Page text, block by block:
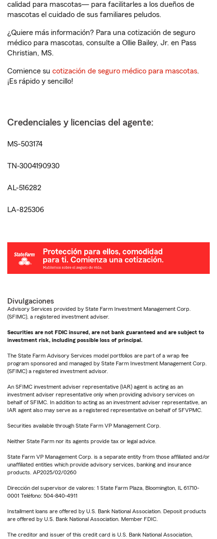
calidad para mascotas— para facilitarles a los dueños de
mascotas el cuidado de sus familiares peludos.
¿Quiere más información? Para una cotización de seguro
médico para mascotas, consulte a Ollie Bailey, Jr. en Pass
Christian, MS.
Comience su cotización de seguro médico para mascotas.
¡Es rápido y sencillo!
Credenciales y licencias del agente:
MS-503174
TN-3004190930
AL-516282
LA-825306
Divulgaciones
Advisory Services provided by State Farm Investment Management Corp.
(SFIMC), a registered investment adviser.
Securities are not FDIC insured, are not bank guaranteed and are subject to
investment risk, including possible loss of principal.
The State Farm Advisory Services model portfolios are part of a wrap fee
program sponsored and managed by State Farm Investment Management Corp.
(SFIMC) a registered investment advisor.
An SFIMC investment adviser representative (IAR) agent is acting as an
investment adviser representative only when providing advisory services on
behalf of SFIMC. In addition to acting as an investment adviser representative, an
IAR agent also may serve as a registered representative on behalf of SFVPMC.
Securities available through State Farm VP Management Corp.
Neither State Farm nor its agents provide tax or legal advice.
State Farm VP Management Corp. is a separate entity from those affiliated and/or
unaffiliated entities which provide advisory services, banking and insurance
products. AP2025/02/0260
Dirección del supervisor de valores: 1 State Farm Plaza, Bloomington, IL 61710-
0001 Teléfono: 504-840-4911
Installment loans are offered by U.S. Bank National Association. Deposit products
are offered by U.S. Bank National Association. Member FDIC.
The creditor and issuer of this credit card is U.S. Bank National Association,